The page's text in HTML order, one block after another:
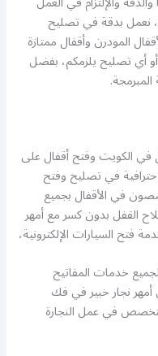
نعمل بدقة في تصليح
المودرن وأقفال ممتازة
أي تصليح يلزمكم، بفضل
في الكويت وفتح أقفال على
في تصليح وفتح
في الأقفال بجميع
القفل بدون كسر مع أمهر
السيارات الإلكترونية،
خدمات المفاتيح
نجار خبير في فك
في عمل النجارة